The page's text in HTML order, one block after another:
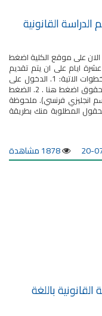
القانونية
الان على موقع الكلية اضغط
ايام على ان يتم تقديم
طلب الالتماس بشكل الكتروني عن طريق اتباع الخطوات الاتية: 1. الدخول على
موقع خدمة التحصيل الإلكتروني لخدمات كلية الحقوق اضغط هنا . 2. الضغط
قسم انجليزي فرنسي). ملحوظة
4. ملء جميع الحقول المطلوبة منك بطريقة
1878 مشاهدة
باللغة